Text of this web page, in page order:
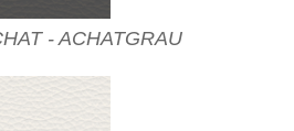
- ACHATGRAU